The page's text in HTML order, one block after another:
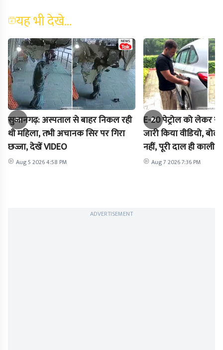
यह भी देखे...
सुजानगढ़: अस्पताल से बाहर निकल रही
थी महिला, तभी अचानक सिर पर गिरा
छज्जा, देखें VIDEO
Aug 5 2026 4:58 PM
E-20 पेट्रोल को लेकर
जारी किया वीडियो,
नहीं, पूरी दाल ही काली है
Aug 7 2026 7:36 PM
ADVERTISEMENT